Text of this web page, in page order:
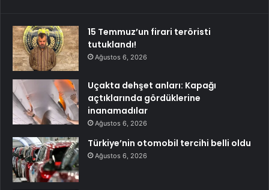
15 Temmuz’un firari teröristi
tutuklandı!
Ağustos 6, 2026
Uçakta dehşet anları: Kapağı
açtıklarında gördüklerine
inanamadılar
Ağustos 6, 2026
Türkiye’nin otomobil tercihi belli oldu
Ağustos 6, 2026